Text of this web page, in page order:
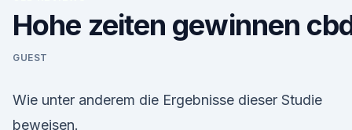
Hohe zeiten gewinnen
GUEST
Wie unter anderem die Ergebnisse dieser Studie
beweisen.